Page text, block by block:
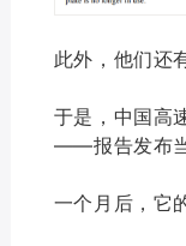
此外，他们还
于是，中国高
——报告发布当
一个月后，它